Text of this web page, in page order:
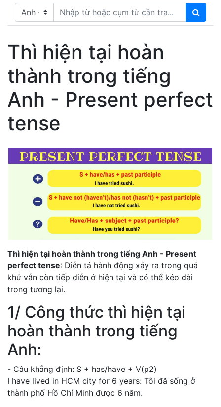
Thì hiện tại hoàn
thành trong tiếng
Anh - Present perfect
tense
Thì hiện tại hoàn thành trong tiếng Anh - Present
perfect tense: Diễn tả hành động xảy ra trong quá
khứ vẫn còn tiếp diễn ở hiện tại và có thể kéo dài
trong tương lai.
1/ Công thức thì hiện tại
hoàn thành trong tiếng
Anh:
- Câu khẳng định: S + has/have + V(p2)
I have lived in HCM city for 6 years: Tôi đã sống ở
thành phố Hồ Chí Minh được 6 năm.